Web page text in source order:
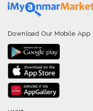
Download Our Mobile App